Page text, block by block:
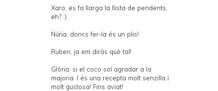
Xaro, es fa llarga la llista de pendents,
eh? :)
Núria, doncs fer-la és un plis!
Ruben, ja em diràs què tal!
Glòria, si el coco sol agradar a la
majoria. I és una recepta molt senzilla i
molt gustosa! Fins aviat!